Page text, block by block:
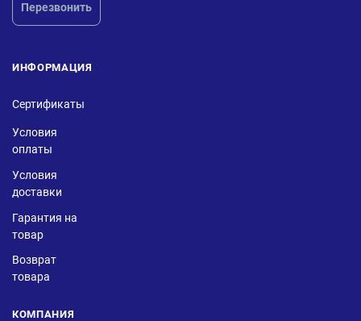
Перезвонить
ИНФОРМАЦИЯ
Сертификаты
Условия
оплаты
Условия
доставки
Гарантия на
товар
Возврат
товара
КОМПАНИЯ